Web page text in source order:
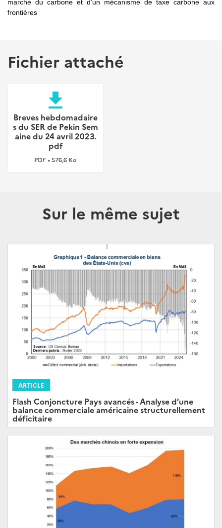
marché du carbone et d’un mécanisme de taxe carbone aux
frontières
Fichier attaché
file_download
Breves hebdomadaire
s du SER de Pekin Sem
aine du 24 avril 2023.
pdf
PDF • 576,6 Ko
Sur le même sujet
ARTICLE
Flash Conjoncture Pays avancés - Analyse d’une
balance commerciale américaine structurellement
déficitaire